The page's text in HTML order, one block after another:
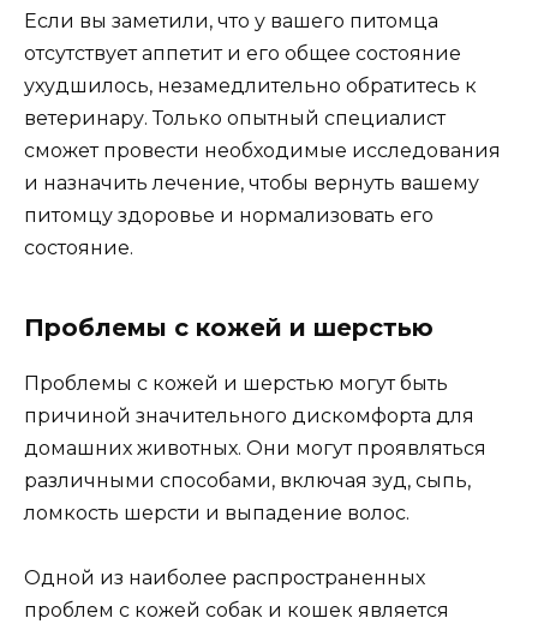
Если вы заметили, что у вашего питомца
отсутствует аппетит и его общее состояние
ухудшилось, незамедлительно обратитесь к
ветеринару. Только опытный специалист
сможет провести необходимые исследования
и назначить лечение, чтобы вернуть вашему
питомцу здоровье и нормализовать его
состояние.
Проблемы с кожей и шерстью
Проблемы с кожей и шерстью могут быть
причиной значительного дискомфорта для
домашних животных. Они могут проявляться
различными способами, включая зуд, сыпь,
ломкость шерсти и выпадение волос.
Одной из наиболее распространенных
проблем с кожей собак и кошек является